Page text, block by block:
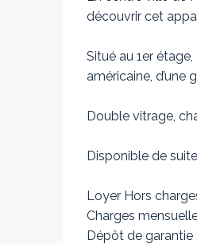
découvrir cet
Situé au 1er étage,
américaine, d’une
Double vitrage,
Disponible de
Loyer Hors
Charges
Dépôt de garantie